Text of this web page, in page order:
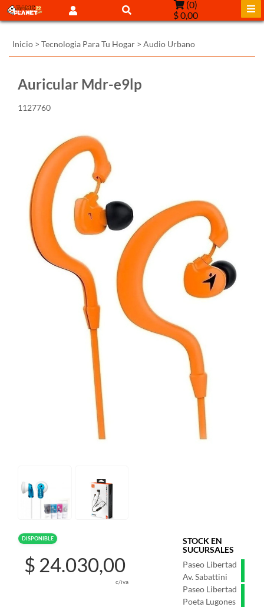
(0)
$ 0,00
Inicio > Tecnologia Para Tu Hogar > Audio Urbano
Auricular Mdr-e9lp
1127760
DISPONIBLE
STOCK EN
SUCURSALES
Paseo Libertad
Av. Sabattini
Paseo Libertad
Poeta Lugones
$ 24.030,00
c/iva